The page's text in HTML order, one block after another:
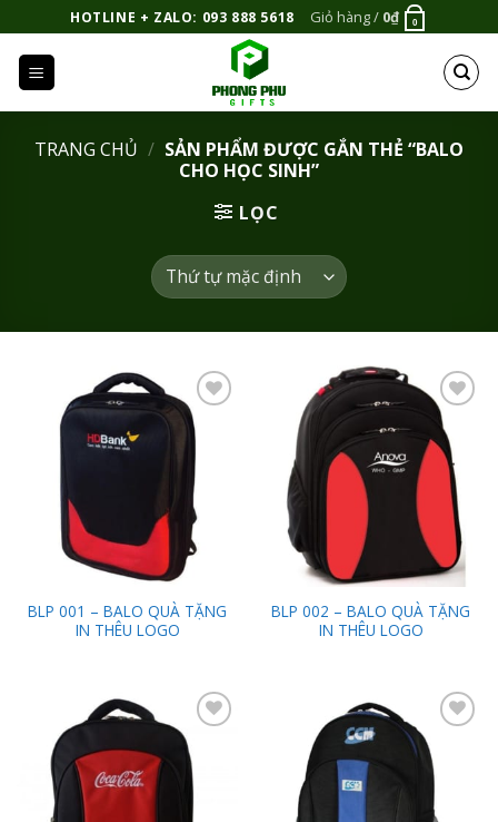
qua
dung
HOTLINE + ZALO: 093 888 5618 Giỏ hàng / 0₫ 0
TRANG CHỦ / SẢN PHẨM ĐƯỢC GẮN THẺ “BALO
CHO HỌC SINH”
LỌC
Add to
Wishlist
BLP 001 – BALO QUÀ TẶNG
IN THÊU LOGO
Add to
Wishlist
BLP 002 – BALO QUÀ TẶNG
IN THÊU LOGO
Add to
Wishlist
Add to
Wishlist